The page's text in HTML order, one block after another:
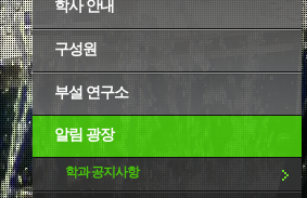
학사 안내
구성원
부설 연구소
알림 광장
학과 공지사항